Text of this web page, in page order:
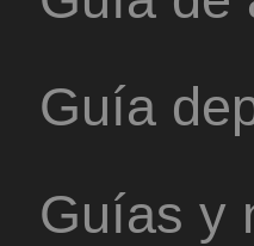
Guía
Guías y